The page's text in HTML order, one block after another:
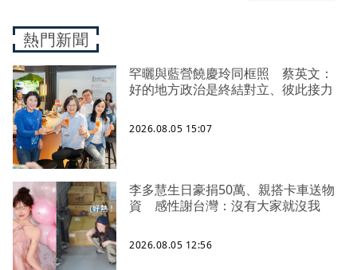
熱門新聞
罕曬與藍營饒慶玲同框照 蔡英文：
好的地方政治是終結對立、彼此接力
2026.08.05 15:07
李多慧生日豪捐50萬、親搭卡車送物
資 感性謝台灣：沒有大家就沒我
2026.08.05 12:56